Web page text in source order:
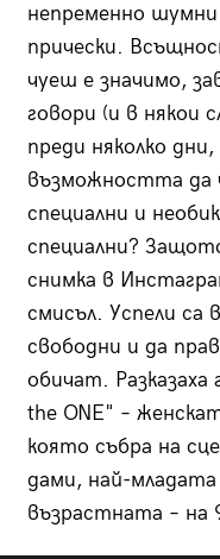
непременно шумни
прически.
чуеш е значимо,
говори (и в някои
преди няколко
възможността да
специални и
специални?
снимка в
смисъл. Успели
свободни и да
обичат. Разказаха
the ONE" –
която събра на
дами, най-
възрастната – на